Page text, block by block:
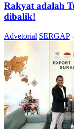
Rakyat adalah
dibalik!
Advetorial SERGAP -